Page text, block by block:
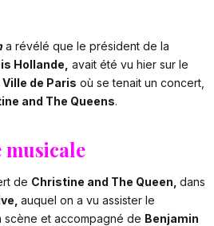
a révélé que le président de la
Hollande, avait été vu hier sur le
Ville de Paris où se tenait un concert,
and The Queens.
de Christine and The Queen, dans
auquel on a vu assister le
et accompagné de Benjamin